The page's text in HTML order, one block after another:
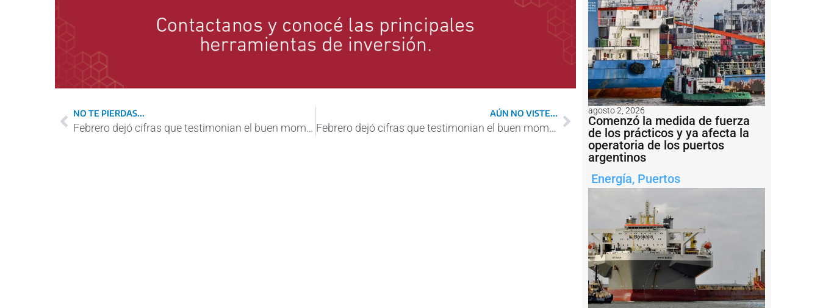
NO TE PIERDAS...
Febrero dejó cifras que testimonian el buen momento del puerto bahiense
AÚN NO VISTE...
Febrero dejó cifras que testimonian el buen momento del puerto bahiense
agosto 2, 2026
Comenzó la medida de fuerza
de los prácticos y ya afecta la
operatoria de los puertos
argentinos
Energía, Puertos